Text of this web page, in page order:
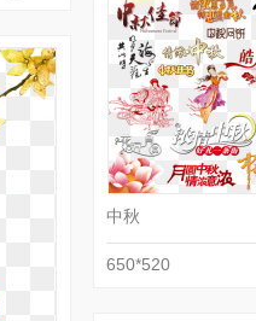
中秋
650*520